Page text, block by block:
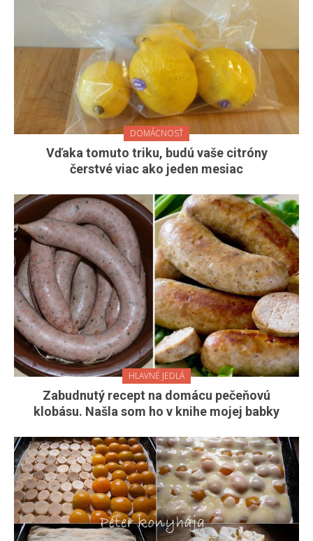
DOMÁCNOSŤ
Vďaka tomuto triku, budú vaše citróny
čerstvé viac ako jeden mesiac
HLAVNÉ JEDLÁ
Zabudnutý recept na domácu pečeňovú
klobásu. Našla som ho v knihe mojej babky